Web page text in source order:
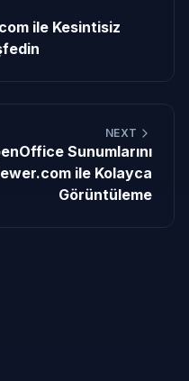
ile Kesintisiz
NEXT
Sunumlarını
ile Kolayca
Görüntüleme